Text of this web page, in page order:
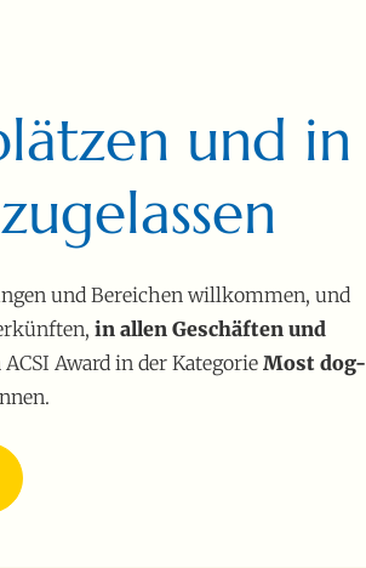
und in
und Bereichen willkommen, und
in allen Geschäften und
Award in der KategorieMost dog-